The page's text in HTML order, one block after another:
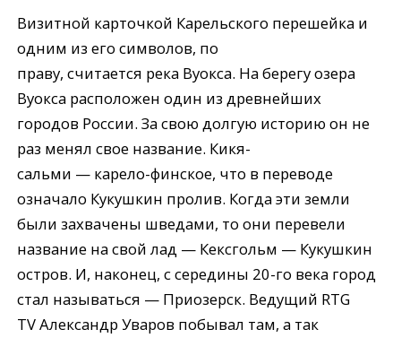
Визитной карточкой Карельского перешейка и
одним из его символов, по
праву, считается река Вуокса. На берегу озера
Вуокса расположен один из древнейших
городов России. За свою долгую историю он не
раз менял свое название. Кикя-
сальми — карело-финское, что в переводе
означало Кукушкин пролив. Когда эти земли
были захвачены шведами, то они перевели
название на свой лад — Кексгольм — Кукушкин
остров. И, наконец, с середины 20-го века город
стал называться — Приозерск. Ведущий RTG
TV Александр Уваров побывал там, а так